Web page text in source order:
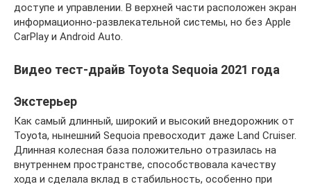
доступе и управлении. В верхней части расположен экран
информационно-развлекательной системы, но без Apple
CarPlay и Android Auto.
Видео тест-драйв Toyota Sequoia 2021 года
Экстерьер
Как самый длинный, широкий и высокий внедорожник от
Toyota, нынешний Sequoia превосходит даже Land Cruiser.
Длинная колесная база положительно отразилась на
внутреннем пространстве, способствовала качеству
хода и сделала вклад в стабильность, особенно при